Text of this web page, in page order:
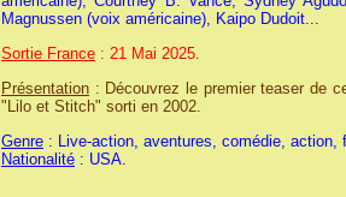
Magnussen (voix américaine), Kaipo Dudoit...
Sortie France : 21 Mai 2025.
Présentation : Découvrez le premier teaser de
"Lilo et Stitch" sorti en 2002.
Genre : Live-action, aventures, comédie, action,
Nationalité : USA.